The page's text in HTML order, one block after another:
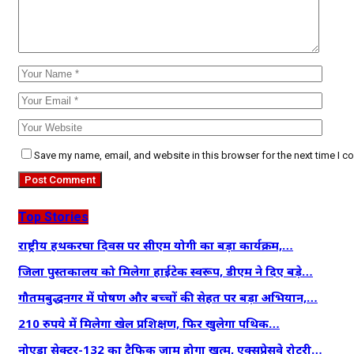
Save my name, email, and website in this browser for the next time I
Top Stories
राष्ट्रीय हथकरघा दिवस पर सीएम योगी का बड़ा कार्यक्रम,…
जिला पुस्तकालय को मिलेगा हाईटेक स्वरूप, डीएम ने दिए बड़े…
गौतमबुद्धनगर में पोषण और बच्चों की सेहत पर बड़ा अभियान,…
210 रुपये में मिलेगा खेल प्रशिक्षण, फिर खुलेगा पथिक…
नोएडा सेक्टर-132 का ट्रैफिक जाम होगा खत्म, एक्सप्रेसवे रोटरी…